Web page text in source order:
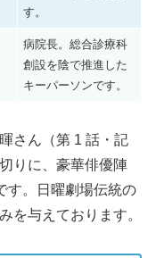
す。
病院長。総合診療科
創設を陰で推進した
キーパーソンです。
さん（第 1 話・記
りに、豪華俳優陣
す。日曜劇場伝統の
を与えております。